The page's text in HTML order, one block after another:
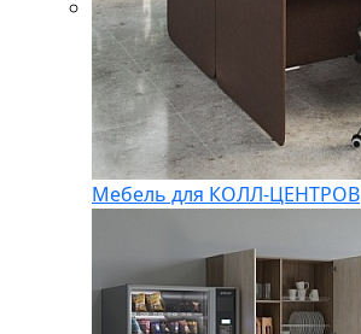
Мебель для КОЛЛ-ЦЕНТРОВ